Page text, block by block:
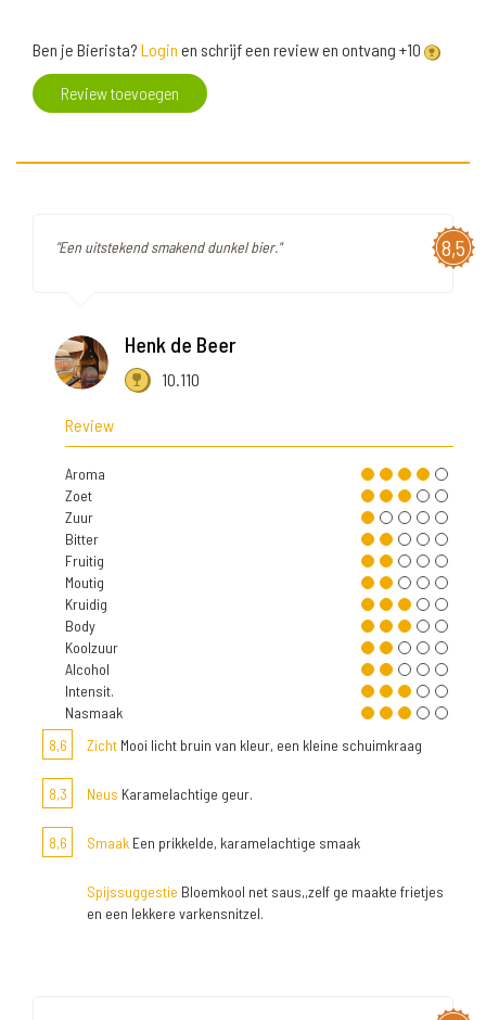
Ben je Bierista? Login en schrijf een review en ontvang +10
Review toevoegen
8,5
"Een uitstekend smakend dunkel bier."
Henk de Beer
10.110
Review
Aroma
Zoet
Zuur
Bitter
Fruitig
Moutig
Kruidig
Body
Koolzuur
Alcohol
Intensit.
Nasmaak
8,6
Zicht Mooi licht bruin van kleur, een kleine schuimkraag
8,3 Neus Karamelachtige geur.
8,6 Smaak Een prikkelde, karamelachtige smaak
Spijssuggestie Bloemkool net saus,,zelf ge maakte frietjes
en een lekkere varkensnitzel.